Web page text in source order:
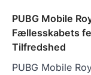
PUBG Mobile
Fællesskabets
Tilfredshed
PUBG Mobile